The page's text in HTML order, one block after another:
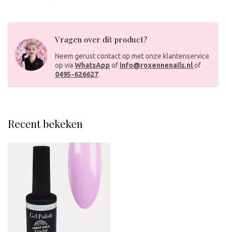
Vragen over dit product?
Neem gerust contact op met onze klantenservice
op via WhatsApp of info@roxennenails.nlof
0495-626627.
Recent bekeken